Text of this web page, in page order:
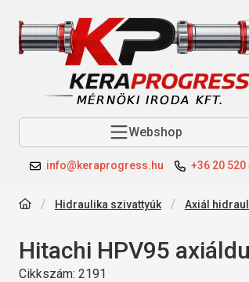
Webshop
info@keraprogress.hu +36 20 520
Hidraulika szivattyúk Axiál
Hitachi HPV95
Cikkszám: 2191